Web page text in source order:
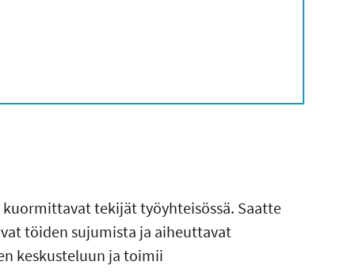
tekijät työyhteisössä. Saatte
töiden sujumista ja aiheuttavat
keskusteluun ja toimii